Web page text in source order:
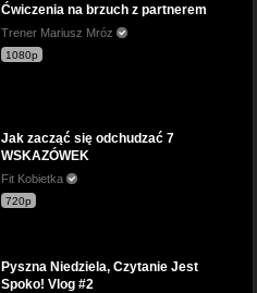
Ćwiczenia na brzuch z partnerem
Trener Mariusz Mróz
1080p
Jak zacząć się odchudzać 7
WSKAZÓWEK
Fit Kobietka
720p
Pyszna Niedziela, Czytanie Jest
Spoko! Vlog #2